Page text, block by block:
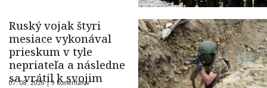
Ruský vojak štyri
mesiace vykonával
prieskum v tyle
nepriateľa a následne
sa vrátil k svojim
07. 08. 2026 |9 komentárov